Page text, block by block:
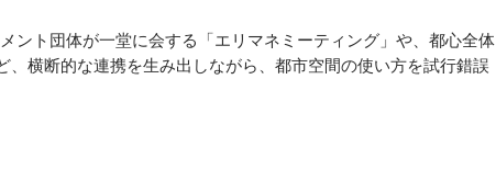
ント団体が一堂に会する「エリマネミーティング」や、都心全体
、横断的な連携を生み出しながら、都市空間の使い方を試行錯誤